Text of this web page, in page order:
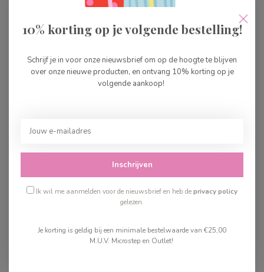
€39,99
10% korting op je volgende bestelling!
Schrijf je in voor onze nieuwsbrief om op de hoogte te blijven
over onze nieuwe producten, en ontvang 10% korting op je
volgende aankoop!
Inschrijven
Ik wil me aanmelden voor de nieuwsbrief en heb deprivacy policy
gelezen.
Je korting is geldig bij een minimale bestelwaarde van €25,00
M.U.V. Microstep en Outlet!